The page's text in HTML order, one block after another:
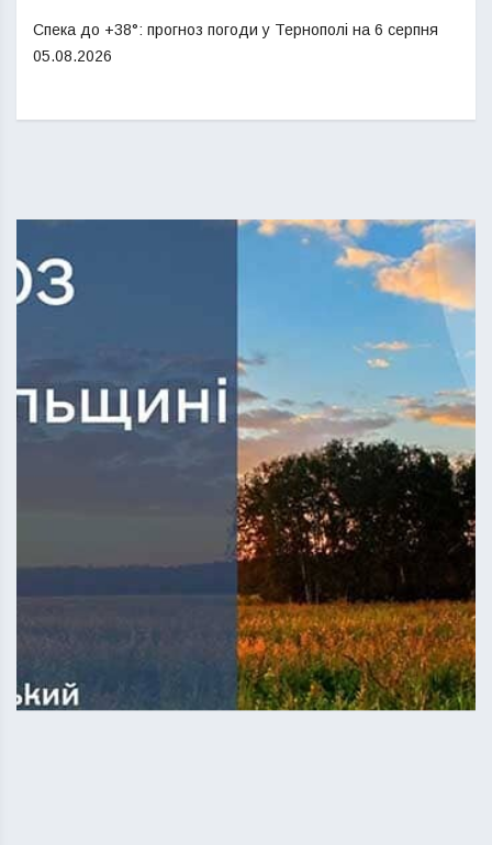
Спека до +38°: прогноз погоди у Тернополі на 6 серпня
05.08.2026